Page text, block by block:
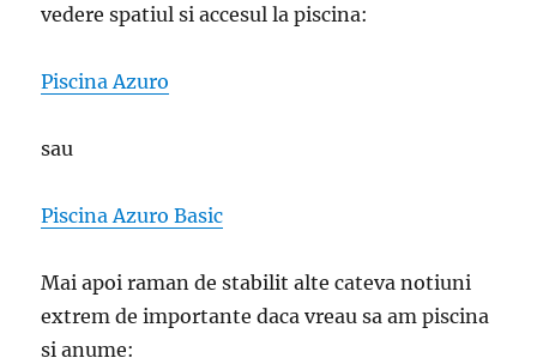
vedere spatiul si accesul la piscina:
Piscina Azuro
sau
Piscina Azuro Basic
Mai apoi raman de stabilit alte cateva notiuni
extrem de importante daca vreau sa am piscina
si anume: